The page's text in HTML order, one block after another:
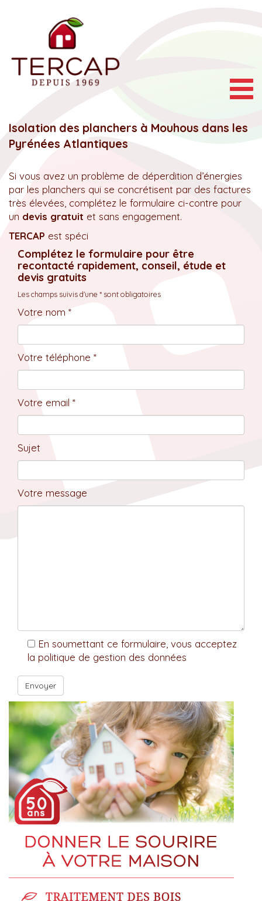
Isolation des planchers à Mouhous dans les
Pyrénées Atlantiques
Si vous avez un problème de déperdition d’énergies
par les planchers qui se concrétisent par des factures
très élevées, complétez le formulaire ci-contre pour
un devis gratuit et sans engagement.
TERCAP est spéci
Complétez le formulaire pour être
recontacté rapidement, conseil, étude et
devis gratuits
Les champs suivis d'une * sont obligatoires
Votre nom *
Votre téléphone *
Votre email *
Sujet
Votre message
En soumettant ce formulaire, vous acceptez
la politique de gestion des données